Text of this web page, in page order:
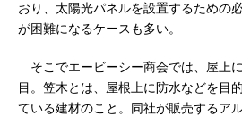
おり、太陽光パネルを設置するための
が困難になるケースも多い。
そこでエービーシー商会では、屋上
目。笠木とは、屋根上に防水などを目
ている建材のこと。同社が販売するア